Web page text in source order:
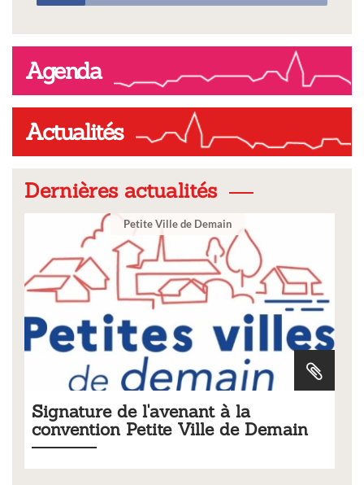
Agenda
Actualités
Dernières actualités
Ville
Tarifs 2026 des services
municipaux